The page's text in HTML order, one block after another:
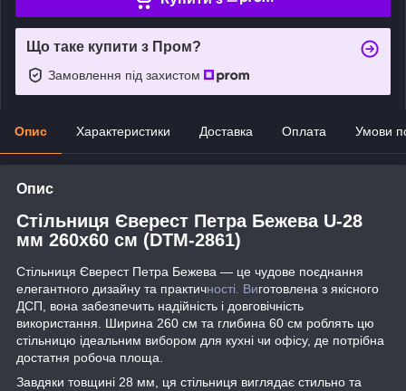
Що таке купити з Пром?
Замовлення під захистом
Опис Характеристики Доставка Оплата Умови
Опис
Стільниця Єверест Петра Бежева U-28
мм 260х60 см (DTM-2861)
Стільниця Єверест Петра Бежева — це чудове поєднання
елегантного дизайну та практичності. Виготовлена з якісного
ДСП, вона забезпечить надійність і довговічність
використання. Ширина 260 см та глибина 60 см роблять цю
стільницю ідеальним вибором для кухні чи офісу, де потрібна
достатня робоча площа.
Завдяки товщині 28 мм, ця стільниця виглядає стильно та